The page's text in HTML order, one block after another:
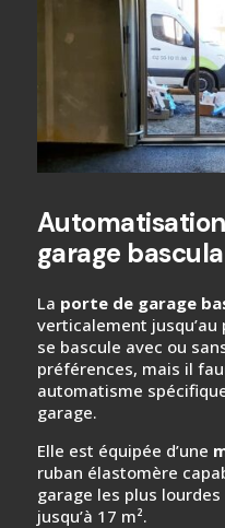
garage
La porte de garage
verticalement
se bascule avec ou
préférences, mais il
automatisme
garage.
Elle est équipée d’une
ruban élastomère
garage les plus
jusqu’à 17 m².